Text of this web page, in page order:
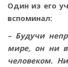
Один из его
вспоминал:
– Будучи
мире, он ни
человеком.